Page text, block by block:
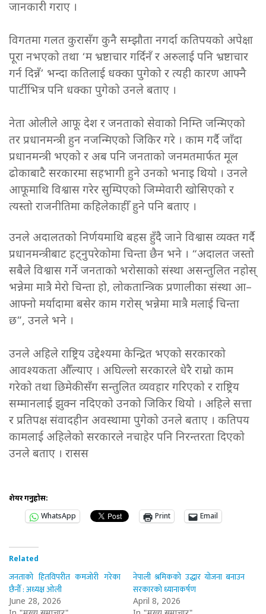
जानकारी गराए ।
विगतमा गलत कुरासँग कुनै सम्झौता नगर्दा कतिपयको अपेक्षा
पूरा नभएको तथा ‘म भ्रष्टाचार गर्दिनँ र अरुलाई पनि भ्रष्टाचार
गर्न दिन्नँ’ भन्दा कतिलाई धक्का पुगेको र त्यही कारण आफ्नै
पार्टीभित्र पनि धक्का पुगेको उनले बताए ।
नेता ओलीले आफू देश र जनताको सेवाको निम्ति जन्मिएको
तर प्रधानमन्त्री हुन नजन्मिएको जिकिर गरे । काम गर्दै जाँदा
प्रधानमन्त्री भएको र अब पनि जनताको जनमतमार्फत मूल
ढोकाबाटै सरकारमा सहभागी हुने उनको भनाइ थियो । उनले
आफूमाथि विश्वास गरेर सुम्पिएको जिम्मेवारी खोसिएको र
त्यस्तो राजनीतिमा कहिलेकाहीँ हुने पनि बताए ।
उनले अदालतको निर्णयमाथि बहस हुँदै जाने विश्वास व्यक्त गर्दै
प्रधानमन्त्रीबाट हट्नुपरेकोमा चिन्ता छैन भने । “अदालत जस्तो
सबैले विश्वास गर्ने जनताको भरोसाको संस्था असन्तुलित नहोस्
भन्नेमा मात्रै मेरो चिन्ता हो, लोकतान्त्रिक प्रणालीका संस्था आ–
आफ्नो मर्यादामा बसेर काम गरोस् भन्नेमा मात्रै मलाई चिन्ता
छ”, उनले भने ।
उनले अहिले राष्ट्रिय उद्देश्यमा केन्द्रित भएको सरकारको
आवश्यकता औँल्याए । अघिल्लो सरकारले धेरै राम्रो काम
गरेको तथा छिमेकीसँग सन्तुलित व्यवहार गरिएको र राष्ट्रिय
सम्मानलाई झुक्न नदिएको उनको जिकिर थियो । अहिले सत्ता
र प्रतिपक्ष संवादहीन अवस्थामा पुगेको उनले बताए । कतिपय
कामलाई अहिलेको सरकारले नचाहेर पनि निरन्तरता दिएको
उनले बताए । रासस
शेयर गर्नुहोस:
WhatsApp
Print Email
Related
जनताको हितविपरीत कमजोरी गरेका
छैनौँ : अध्यक्ष ओली
June 28, 2026
नेपाली श्रमिकको उद्धार योजना बनाउन
सरकारको ध्यानाकर्षण
April 8, 2026